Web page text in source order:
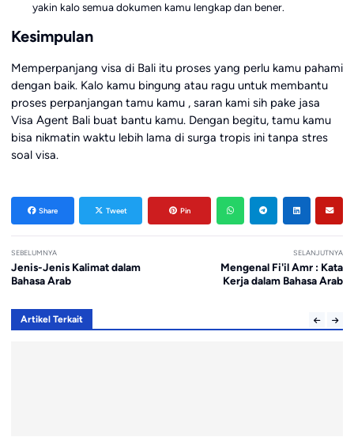
yakin kalo semua dokumen kamu lengkap dan bener.
Kesimpulan
Memperpanjang visa di Bali itu proses yang perlu kamu pahami
dengan baik. Kalo kamu bingung atau ragu untuk membantu
proses perpanjangan tamu kamu , saran kami sih pake jasa
Visa Agent Bali buat bantu kamu. Dengan begitu, tamu kamu
bisa nikmatin waktu lebih lama di surga tropis ini tanpa stres
soal visa.
Share Tweet Pin
SEBELUMNYA
Jenis-Jenis Kalimat dalam
Bahasa Arab
SELANJUTNYA
Mengenal Fi'il Amr : Kata
Kerja dalam Bahasa Arab
Artikel Terkait